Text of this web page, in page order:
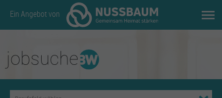
Ein Angebot von